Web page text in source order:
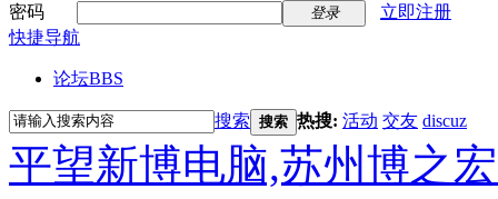
密码
登录
立即注册
快捷导航
论坛BBS
搜索 搜索 热搜: 活动 交友 discuz
平望新博电脑,苏州博之